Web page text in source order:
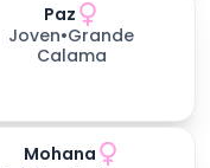
días esperando
Paz
Joven•Grande
Calama
días esperando
Mohana